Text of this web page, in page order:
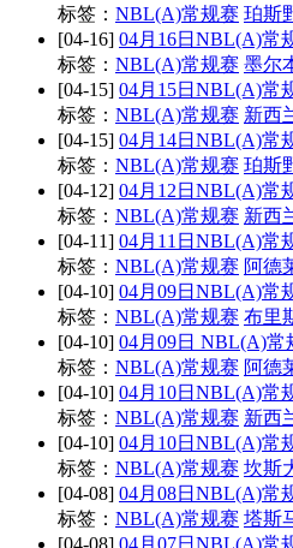
标签： NBL(A)常规赛 珀斯
[04-16] 04月16日NBL(A)常
标签： NBL(A)常规赛 墨尔
[04-15] 04月15日NBL(A)常
标签： NBL(A)常规赛 新西
[04-15] 04月14日NBL(A)常
标签： NBL(A)常规赛 珀斯
[04-12] 04月12日NBL(A)常
标签： NBL(A)常规赛 新西
[04-11] 04月11日NBL(A)常
标签： NBL(A)常规赛 阿德
[04-10] 04月09日NBL(A)常
标签： NBL(A)常规赛 布里
[04-10] 04月09日 NBL(A)常
标签： NBL(A)常规赛 阿德
[04-10] 04月10日NBL(A)常
标签： NBL(A)常规赛 新西
[04-10] 04月10日NBL(A)常
标签： NBL(A)常规赛 坎斯
[04-08] 04月08日NBL(A)常
标签： NBL(A)常规赛 塔斯
[04-08] 04月07日NBL(A)常